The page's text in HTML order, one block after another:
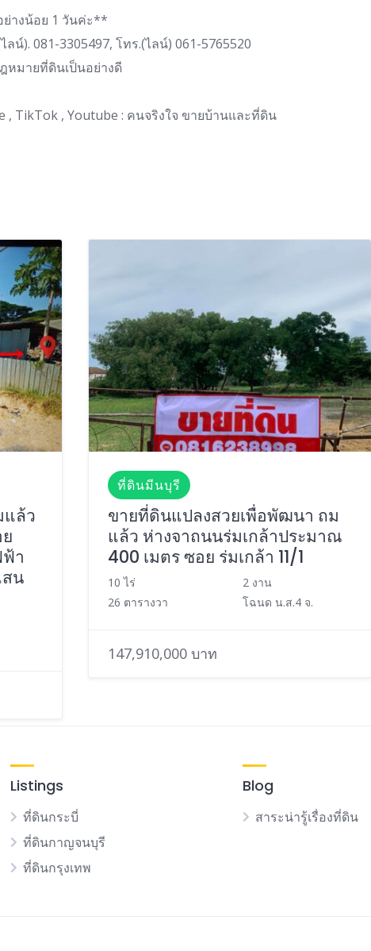
างน้อย 1 วันค่ะ**
). 081-3305497, โทร.(ไลน์) 061-5765520
หมายที่ดินเป็นอย่างดี
, TikTok , Youtube : คนจริงใจ ขายบ้านและที่ดิน
แล้ว
า
น
ที่ดินมีนบุรี
ขายที่ดินแปลงสวยเพื่อพัฒนา ถม
แล้ว ห่างจาถนนร่มเกล้าประมาณ
400 เมตร ซอย ร่มเกล้า 11/1
10 ไร่
2 งาน
26 ตารางวา
โฉนด น.ส.4 จ.
147,910,000 บาท
Listings
ที่ดินกระบี่
ที่ดินกาญจนบุรี
ที่ดินกรุงเทพ
Blog
สาระน่ารู้เรื่องที่ดิน